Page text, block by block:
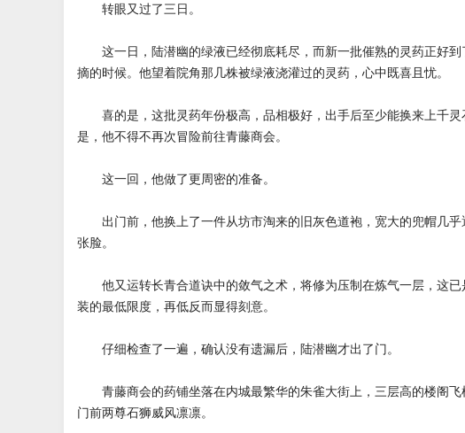
转眼又过了三日。
这一日，陆潜幽的绿液已经彻底耗尽，而新一批催熟的灵药正好到
摘的时候。他望着院角那几株被绿液浇灌过的灵药，心中既喜且忧。
喜的是，这批灵药年份极高，品相极好，出手后至少能换来上千灵
是，他不得不再次冒险前往青藤商会。
这一回，他做了更周密的准备。
出门前，他换上了一件从坊市淘来的旧灰色道袍，宽大的兜帽几乎
张脸。
他又运转长青合道诀中的敛气之术，将修为压制在炼气一层，这已
装的最低限度，再低反而显得刻意。
仔细检查了一遍，确认没有遗漏后，陆潜幽才出了门。
青藤商会的药铺坐落在内城最繁华的朱雀大街上，三层高的楼阁飞
门前两尊石狮威风凛凛。